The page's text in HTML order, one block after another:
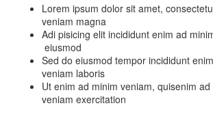
Lorem ipsum dolor sit amet,
veniam magna
Adi pisicing elit incididunt enim ad
eiusmod
Sed do eiusmod tempor incididunt
veniam laboris
Ut enim ad minim veniam, quisenim ad
veniam exercitation